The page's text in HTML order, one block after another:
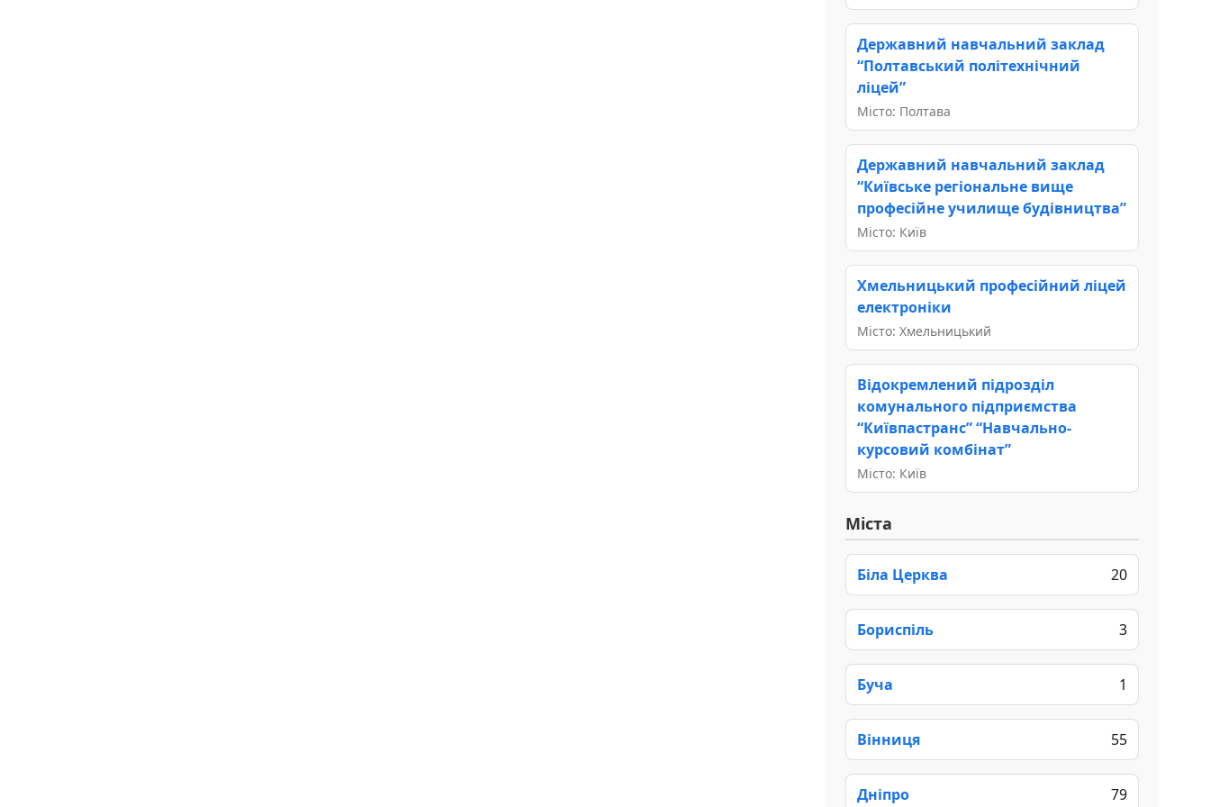
Державний навчальний заклад
“Полтавський політехнічний
ліцей”
Місто: Полтава
Державний навчальний заклад
“Київське регіональне вище
професійне училище будівництва”
Місто: Київ
Хмельницький професійний ліцей
електроніки
Місто: Хмельницький
Відокремлений підрозділ
комунального підприємства
“Київпастранс” “Навчально-
курсовий комбінат”
Місто: Київ
Міста
Біла Церква 20
Бориспіль 3
Буча 1
Вінниця 55
Дніпро 79